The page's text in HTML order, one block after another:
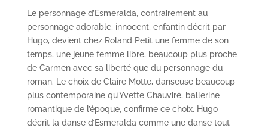
Le personnage d’Esmeralda, contrairement au
personnage adorable, innocent, enfantin décrit par
Hugo, devient chez Roland Petit une femme de son
temps, une jeune femme libre, beaucoup plus proche
de Carmen avec sa liberté que du personnage du
roman. Le choix de Claire Motte, danseuse beaucoup
plus contemporaine qu’Yvette Chauviré, ballerine
romantique de l’époque, confirme ce choix. Hugo
décrit la danse d’Esmeralda comme une danse tout